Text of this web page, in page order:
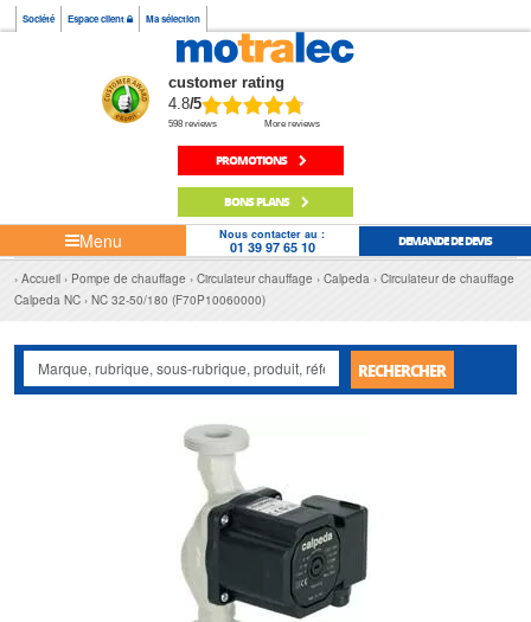
Société Espace client Ma sélection
customer rating
4.8/5
598 reviews More reviews
PROMOTIONS
BONS PLANS
Menu Nous contacter au :
01 39 97 65 10 DEMANDE DE DEVIS
Accueil Pompe de chauffage Circulateur chauffage Calpeda
Circulateur de chauffage
Calpeda NC
NC 32-50/180 (F70P10060000)
RECHERCHER